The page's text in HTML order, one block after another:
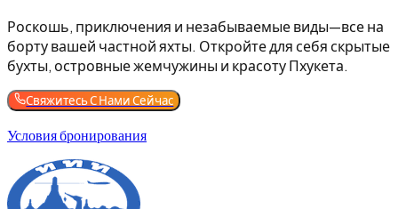
Роскошь, приключения и незабываемые виды—все на
борту вашей частной яхты. Откройте для себя скрытые
бухты, островные жемчужины и красоту Пхукета.
Свяжитесь С Нами Сейчас
Условия бронирования